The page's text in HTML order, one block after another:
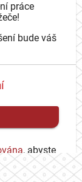
práce
bude váš
, abyste